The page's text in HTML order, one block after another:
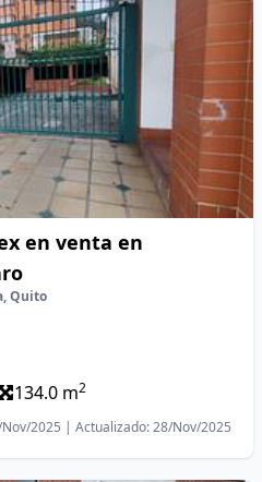
en venta en
Quito
134.0 m2
Nov/2025 | Actualizado: 28/Nov/2025